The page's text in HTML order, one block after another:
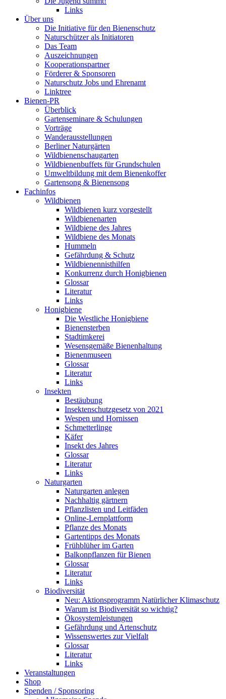
Links
Über uns
Die Initiative für den Bienenschutz
Naturschützer als Initiatoren
Das Team
Auszeichnungen
Kooperationspartner
Förderer & Sponsoren
Naturschutz Jobs und Ehrenamt
Linktree
Bienen-PR
Überblick
Gartenseminare & Schulungen
Vorträge
Wanderausstellungen
Berliner Naturgärten
Wildbienenschaugarten
Wildbienenbuffets für Grundschulen
Umweltbildung mit dem Bienenkoffer
Gartensong & Bienensong
Fachinfos
Wildbienen
Wildbienen kurz vorgestellt
Wildbienenarten
Wildbiene des Jahres
Wildbiene des Monats
Hummeln
Gefährdung & Schutz
Wildbienennisthilfen
Konkurrenz durch Honigbienen
Glossar
Literatur
Links
Honigbiene
Die Westliche Honigbiene
Bienensterben
Stadtimkerei
Wesensgemäße Bienenhaltung
Bienenmuseen
Glossar
Literatur
Links
Insekten
Bestäubung
Insektenschutzgesetz von 2021
Wespen und Hornissen
Schmetterlinge
Käfer
Insekt des Jahres
Glossar
Literatur
Links
Naturgarten
Naturgarten anlegen
Nachhaltig gärtnern
Pflanzlisten und Leitfäden
Online-Lernplattform
Pflanze des Monats
Gartentipps des Monats
Frühblüher im Garten
Balkonpflanzen für Bienen
Glossar
Literatur
Links
Biodiversität
Neu: Aktionsprogramm Natürlicher Klimaschutz
Warum ist Biodiversität so wichtig?
Ökosystemleistungen
Gefährdung und Artenschutz
Wissenswertes zur Vielfalt
Glossar
Literatur
Links
Veranstaltungen
Shop
Spenden / Sponsoring